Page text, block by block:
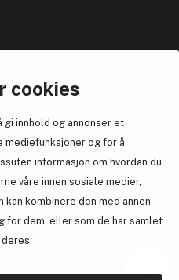
cookies
innhold og annonser et
mediefunksjoner og for å
informasjon om hvordan du
våre innen sosiale medier,
kan kombinere den med annen
for dem, eller som de har samlet
og eksklusive rabattkoder.